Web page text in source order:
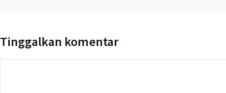
Tinggalkan komentar